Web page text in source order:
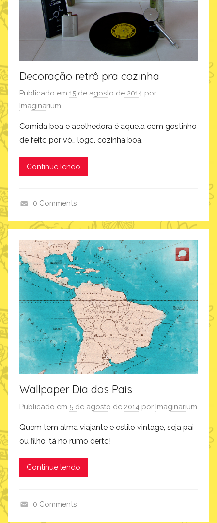
Decoração retrô pra cozinha
Publicado em 15 de agosto de 2014 por
Imaginarium
Comida boa e acolhedora é aquela com gostinho
de feito por vó… logo, cozinha boa,
Continue lendo
e
c
o
r
a
ã
o
p
r
u
t
s
0 Comments
Wallpaper Dia dos Pais
Publicado em 5 de agosto de 2014 por Imaginarium
Quem tem alma viajante e estilo vintage, seja pai
ou filho, tá no rumo certo!
Continue lendo
0 Comments